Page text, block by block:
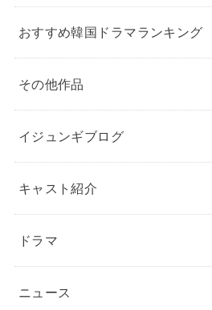
おすすめ韓国ドラマランキング
その他作品
イジュンギブログ
キャスト紹介
ドラマ
ニュース